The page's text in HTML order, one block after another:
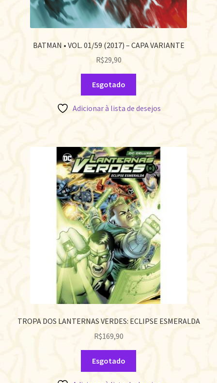
BATMAN • VOL. 01/59 (2017) – CAPA VARIANTE
R$29,90
Esgotado
Adicionar à lista de desejos
TROPA DOS LANTERNAS VERDES: ECLIPSE ESMERALDA
R$169,90
Esgotado